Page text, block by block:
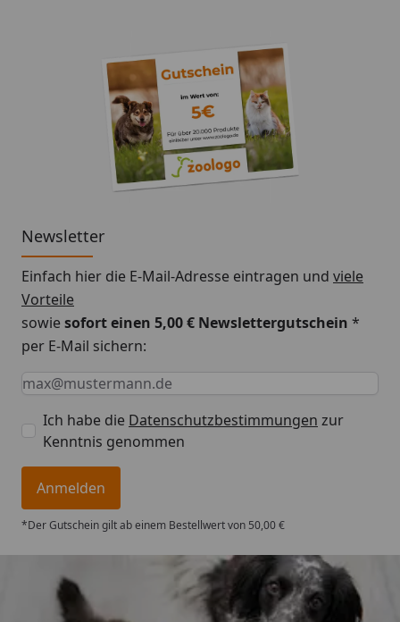
Newsletter
Einfach hier die E-Mail-Adresse eintragen und viele
Vorteile
sowiesofort einen 5,00 € Newslettergutschein *
per E-Mail sichern:
Keine Eingabe erforderlich
Eingabe erforderlich
E-Mail *
Ich habe die Datenschutzbestimmungen zur
Kenntnis genommen
Anmelden
*Der Gutschein gilt ab einem Bestellwert von 50,00 €